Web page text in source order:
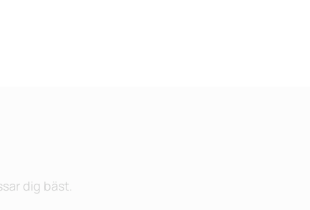
dig bäst.